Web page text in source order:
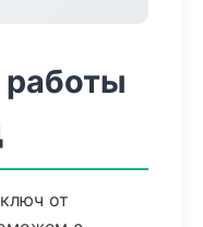
от